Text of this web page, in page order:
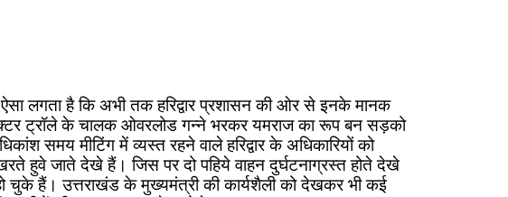
लगता है कि अभी तक हरिद्वार प्रशासन की ओर से इनके मानक
ट्रॉले के चालक ओवरलोड गन्ने भरकर यमराज का रूप बन सड़को
मीटिंग में व्यस्त रहने वाले हरिद्वार के अधिकारियों को
हुवे जाते देखे हैं। जिस पर दो पहिये वाहन दुर्घटनाग्रस्त होते देखे
चुके हैं। उत्तराखंड के मुख्यमंत्री की कार्यशैली को देखकर भी कई